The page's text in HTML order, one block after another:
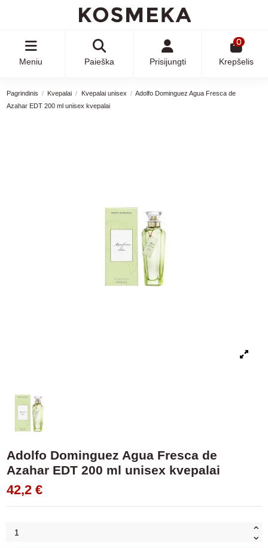
Meniu Paieška Prisijungti
0
Krepšelis
Pagrindinis Kvepalai Kvepalai unisex
Adolfo Dominguez Agua Fresca de
Azahar EDT 200 ml unisex kvepalai
Adolfo Dominguez Agua Fresca de
Azahar EDT 200 ml unisex kvepalai
42,2 €